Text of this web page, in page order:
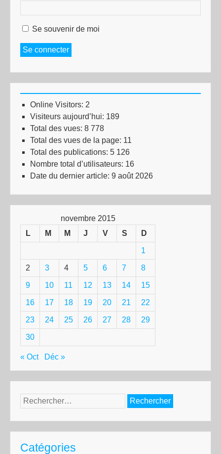
Se souvenir de moi
Se connecter
Online Visitors: 2
Visiteurs aujourd’hui: 189
Total des vues: 8 778
Total des vues de la page: 11
Total des publications: 5 126
Nombre total d’utilisateurs: 16
Date du dernier article: 9 août 2026
novembre 2015
L
M M J V S D
1
2 3 4 5 6 7 8
9 10 11 12 13 14 15
16 17 18 19 20 21 22
23 24 25 26 27 28 29
30
« Oct Déc »
Rechercher :
Catégories